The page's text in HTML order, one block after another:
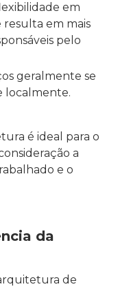
em
resulta em mais
pelo
geralmente se
localmente.
é ideal para o
a
e o
da
de